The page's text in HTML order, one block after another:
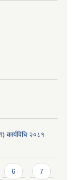
कार्यविधि २०८१
6 7